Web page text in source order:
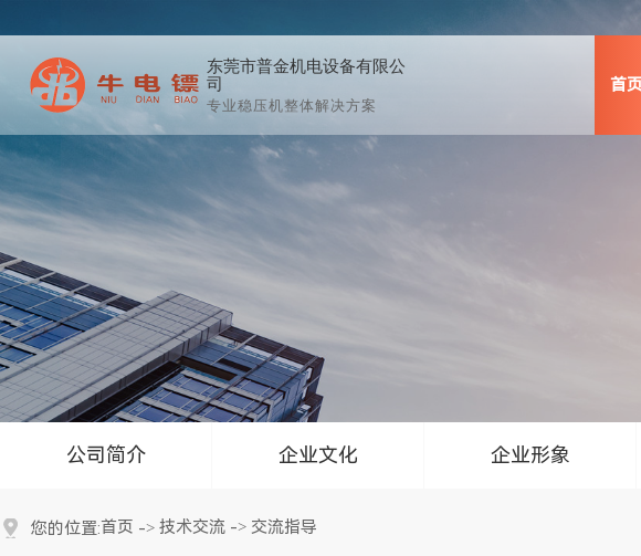
东莞市普金机电设备有限公
司
专业稳压机整体解决方案
首
公司简介 企业文化 企业形象
您的位置:首页 -> 技术交流 -> 交流指导